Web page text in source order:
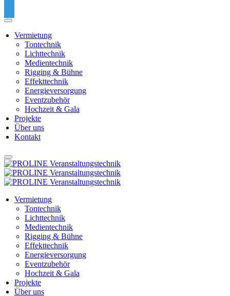
Vermietung
Tontechnik
Lichttechnik
Medientechnik
Rigging & Bühne
Effekttechnik
Energieversorgung
Eventzubehör
Hochzeit & Gala
Projekte
Über uns
Kontakt
Vermietung
Tontechnik
Lichttechnik
Medientechnik
Rigging & Bühne
Effekttechnik
Energieversorgung
Eventzubehör
Hochzeit & Gala
Projekte
Über uns